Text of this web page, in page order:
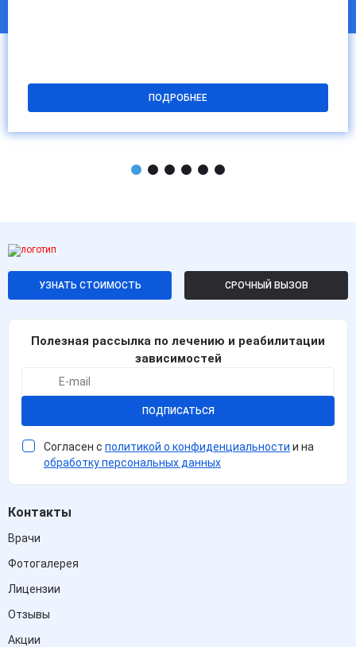
ПОДРОБНЕЕ
УЗНАТЬ СТОИМОСТЬ СРОЧНЫЙ ВЫЗОВ
Полезная рассылка по лечению и реабилитации
зависимостей
ПОДПИСАТЬСЯ
Согласен с политикой о конфиденциальности и на
обработку персональных данных
Контакты
Врачи
Фотогалерея
Лицензии
Отзывы
Акции